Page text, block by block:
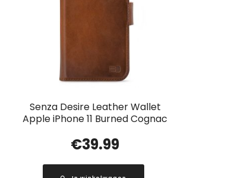
Senza Desire Leather Wallet
Apple iPhone 11 Burned Cognac
€39.99